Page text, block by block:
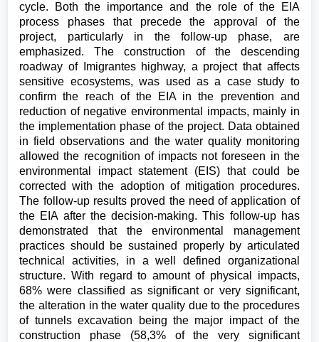
cycle. Both the importance and the role of the EIA
process phases that precede the approval of the
project, particularly in the follow-up phase, are
emphasized. The construction of the descending
roadway of Imigrantes highway, a project that affects
sensitive ecosystems, was used as a case study to
confirm the reach of the EIA in the prevention and
reduction of negative environmental impacts, mainly in
the implementation phase of the project. Data obtained
in field observations and the water quality monitoring
allowed the recognition of impacts not foreseen in the
environmental impact statement (EIS) that could be
corrected with the adoption of mitigation procedures.
The follow-up results proved the need of application of
the EIA after the decision-making. This follow-up has
demonstrated that the environmental management
practices should be sustained properly by articulated
technical activities, in a well defined organizational
structure. With regard to amount of physical impacts,
68% were classified as significant or very significant,
the alteration in the water quality due to the procedures
of tunnels excavation being the major impact of the
construction phase (58,3% of the very significant